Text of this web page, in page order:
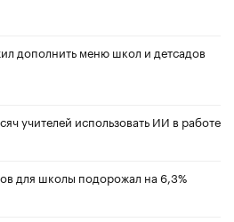
дополнить меню школ и детсадов
учителей использовать ИИ в работе
для школы подорожал на 6,3%